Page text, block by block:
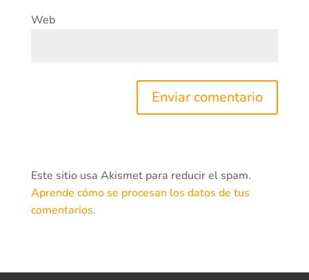
Web
Este sitio usa Akismet para reducir el spam.
Aprende cómo se procesan los datos de tus
comentarios.